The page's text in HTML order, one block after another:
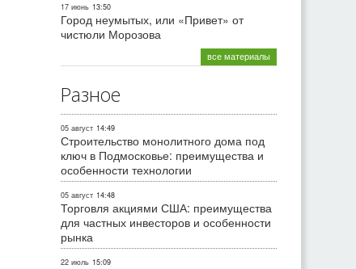
17 июнь 13:50
Город неумытых, или «Привет» от
чистюли Морозова
все материалы
Разное
05 август 14:49
Строительство монолитного дома под
ключ в Подмосковье: преимущества и
особенности технологии
05 август 14:48
Торговля акциями США: преимущества
для частных инвесторов и особенности
рынка
22 июль 15:09